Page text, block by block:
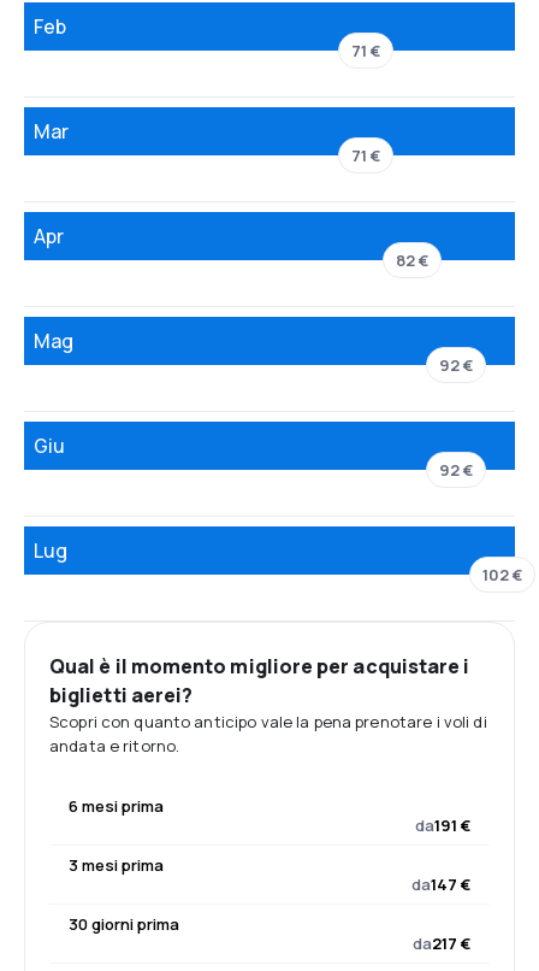
Feb
71 €
Mar
71 €
Apr
82 €
Mag
92 €
Giu
92 €
Lug
102 €
Qual è il momento migliore per acquistare i
biglietti aerei?
Scopri con quanto anticipo vale la pena prenotare i voli di
andata e ritorno.
6 mesi prima
da191 €
3 mesi prima
da147 €
30 giorni prima
da217 €